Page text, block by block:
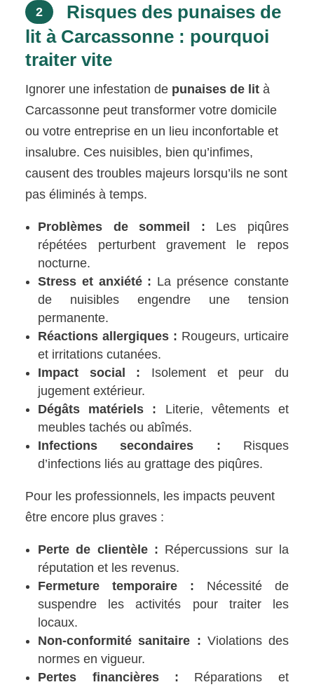
2
Risques des punaises de
lit à Carcassonne : pourquoi
traiter vite
Ignorer une infestation de punaises de lit à
Carcassonne peut transformer votre domicile
ou votre entreprise en un lieu inconfortable et
insalubre. Ces nuisibles, bien qu’infimes,
causent des troubles majeurs lorsqu’ils ne sont
pas éliminés à temps.
Problèmes de sommeil : Les piqûres
répétées perturbent gravement le repos
nocturne.
Stress et anxiété : La présence constante
de nuisibles engendre une tension
permanente.
Réactions allergiques : Rougeurs, urticaire
et irritations cutanées.
Impact social : Isolement et peur du
jugement extérieur.
Dégâts matériels : Literie, vêtements et
meubles tachés ou abîmés.
Infections secondaires : Risques
d’infections liés au grattage des piqûres.
Pour les professionnels, les impacts peuvent
être encore plus graves :
Perte de clientèle : Répercussions sur la
réputation et les revenus.
Fermeture temporaire : Nécessité de
suspendre les activités pour traiter les
locaux.
Non-conformité sanitaire : Violations des
normes en vigueur.
Pertes financières : Réparations et